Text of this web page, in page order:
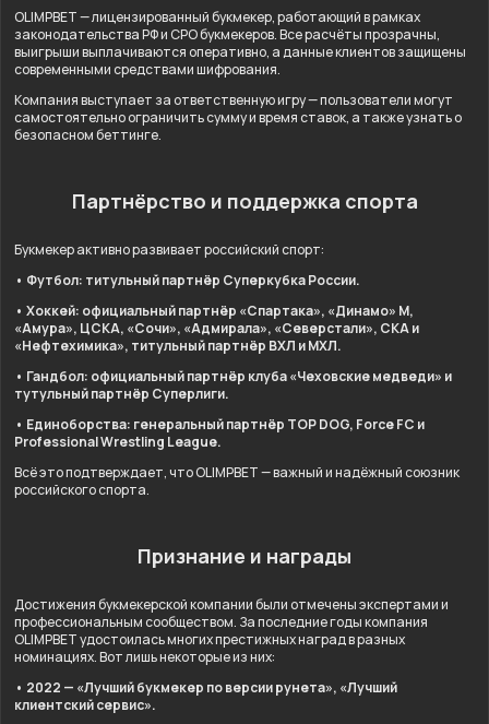
OLIMPBET — лицензированный букмекер, работающий в рамках
законодательства РФ и СРО букмекеров. Все расчёты прозрачны,
выигрыши выплачиваются оперативно, а данные клиентов защищены
современными средствами шифрования.
Компания выступает за ответственную игру — пользователи могут
самостоятельно ограничить сумму и время ставок, а также узнать о
безопасном беттинге.
Партнёрство и поддержка спорта
Букмекер активно развивает российский спорт:
• Футбол: титульный партнёр Суперкубка России.
• Хоккей: официальный партнёр «Спартака», «Динамо» М,
«Амура», ЦСКА, «Сочи», «Адмирала», «Северстали», СКА и
«Нефтехимика», титульный партнёр ВХЛ и МХЛ.
• Гандбол: официальный партнёр клуба «Чеховские медведи» и
тутульный партнёр Суперлиги.
• Единоборства: генеральный партнёр TOP DOG, Force FC и
Professional Wrestling League.
Всё это подтверждает, что OLIMPBET — важный и надёжный союзник
российского спорта.
Признание и награды
Достижения букмекерской компании были отмечены экспертами и
профессиональным сообществом. За последние годы компания
OLIMPBET удостоилась многих престижных наград в разных
номинациях. Вот лишь некоторые из них:
• 2022 — «Лучший букмекер по версии рунета», «Лучший
клиентский сервис».